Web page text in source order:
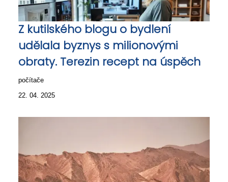
Z kutilského blogu o bydlení
udělala byznys s milionovými
obraty. Terezin recept na úspěch
počítače
22. 04. 2025